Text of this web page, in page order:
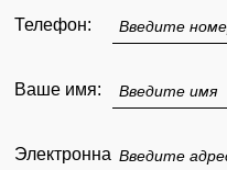
Ваше имя: Введите имя
Электронна Введите
Телефон: Введите